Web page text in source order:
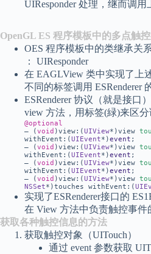
UIResponder 处理，继而调用
OpenGL ES 程序模板中的多点触
OES 程序模板中的类继承关
： UIResponder
在 EAGLView 类中实现了上
不同的标签调用 ESRenderer
ESRenderer 协议（就是接口
view 方法，用标签(緑)来区分
@optional
– (void )view:(UIView*)view
withEvent:(UIEvent*)event ;
– (void )view:(UIView*)view
withEvent:(UIEvent*)event ;
– (void )view:(UIView*)view
withEvent:(UIEvent*)event ;
– (void )view:(UIView*)view
NSSet*)touches withEvent:(
实现了ESRenderer接口的
在 View 方法中负责触控事件
获取各种触控信息的方法
获取触控对象（UITouch）
通过 event 参数获取